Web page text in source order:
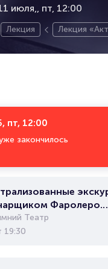
июля, пт, 12:00
Лекция Лекция
пт, 12:00
закончилось
Фаролеро.
Сочи.
Театр
19:30